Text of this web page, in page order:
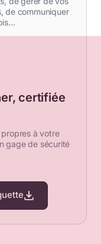
de communiquer
certifiée
à votre
gage de sécurité